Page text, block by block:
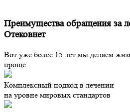
Преимущества обращения за
Отековнет
Вот уже более 15 лет мы делаем
проще
Комплексный подход в лечении
на уровне мировых стандартов